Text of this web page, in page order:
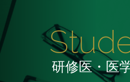
研修医・医